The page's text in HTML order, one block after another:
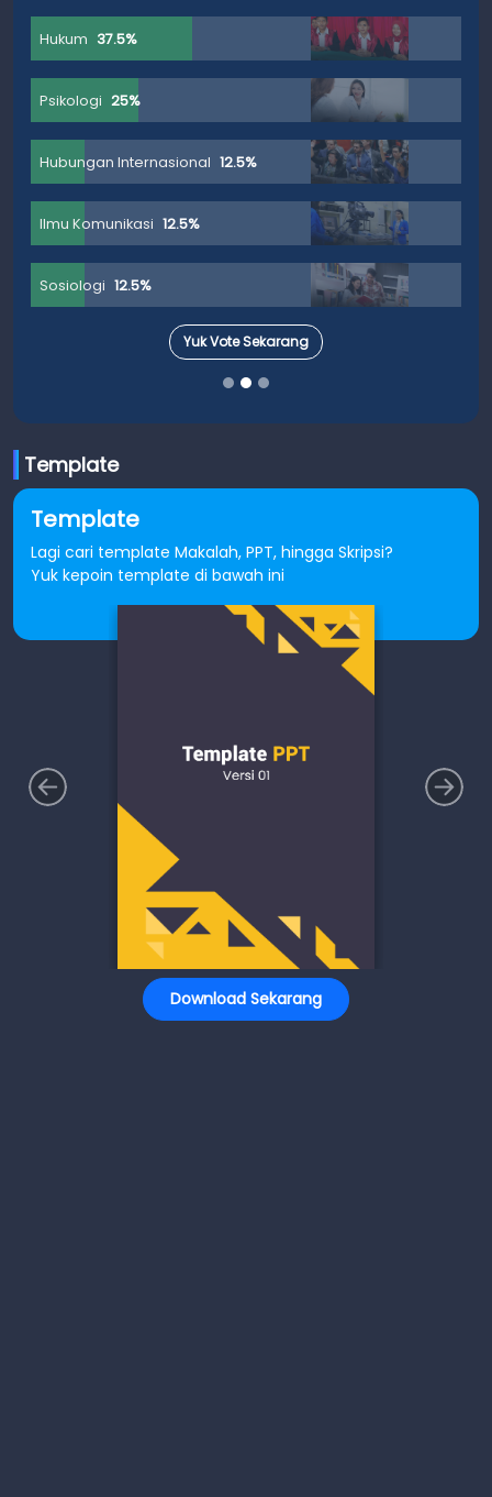
Hukum 37.5%
Psikologi 25%
Hubungan Internasional 12.5%
Ilmu Komunikasi 12.5%
Sosiologi 12.5%
Yuk Vote Sekarang
Template
Template
Lagi cari template Makalah, PPT, hingga Skripsi?
Yuk kepoin template di bawah ini
Download Sekarang